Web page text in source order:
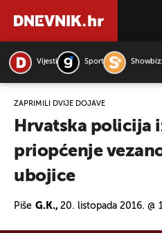
Vijesti Sport
ZAPRIMILI DVIJE DOJAVE
Hrvatska policija
priopćenje
ubojice
Piše G.K., 20. listopada 2016. @
PRETRAŽITE VIJESTI